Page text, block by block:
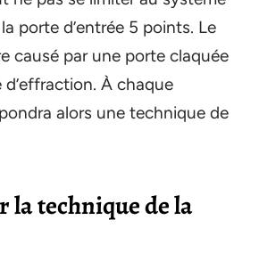
porte d’entrée 5 points. Le
causé par une porte claquée
À chaque
alors une technique de
la technique de la